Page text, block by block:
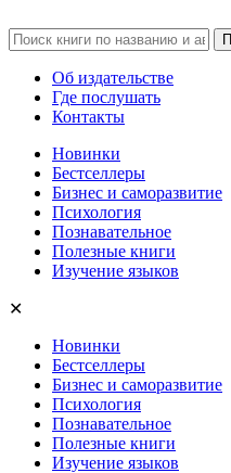
Об издательстве
Где послушать
Контакты
Новинки
Бестселлеры
Бизнес и саморазвитие
Психология
Познавательное
Полезные книги
Изучение языков
✕
Новинки
Бестселлеры
Бизнес и саморазвитие
Психология
Познавательное
Полезные книги
Изучение языков